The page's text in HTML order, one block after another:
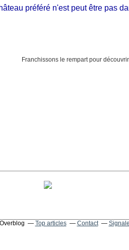
préféré n'est peut être pas
Top articles Contact